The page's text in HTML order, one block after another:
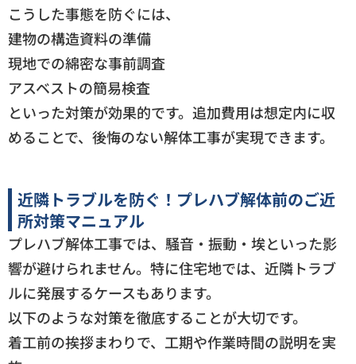
こうした事態を防ぐには、
建物の構造資料の準備
現地での綿密な事前調査
アスベストの簡易検査
といった対策が効果的です。追加費用は想定内に収
めることで、後悔のない解体工事が実現できます。
近隣トラブルを防ぐ！プレハブ解体前のご近
所対策マニュアル
プレハブ解体工事では、騒音・振動・埃といった影
響が避けられません。特に住宅地では、近隣トラブ
ルに発展するケースもあります。
以下のような対策を徹底することが大切です。
着工前の挨拶まわりで、工期や作業時間の説明を実